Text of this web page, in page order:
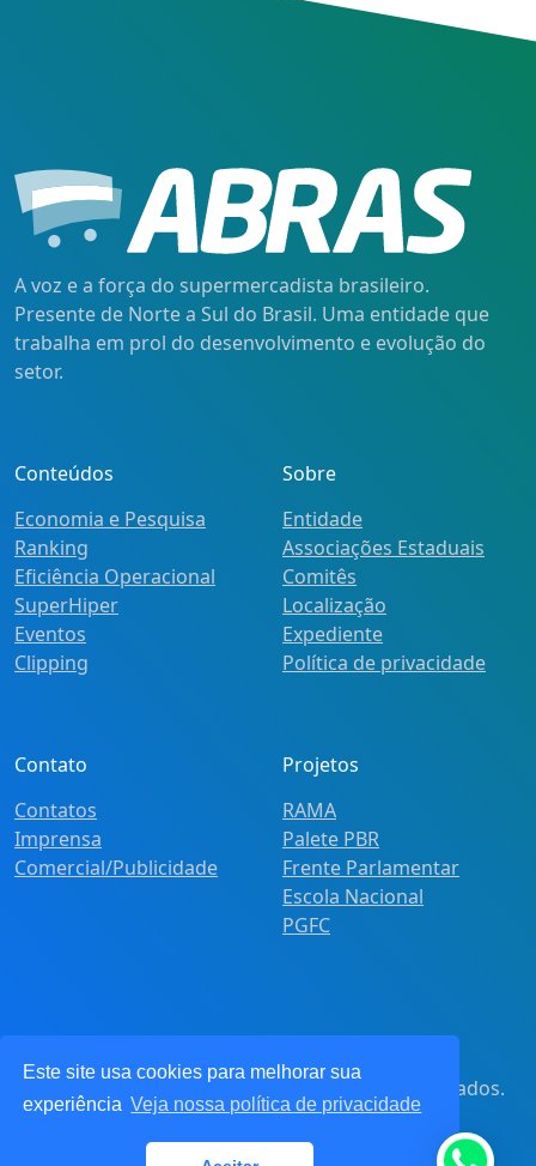
Este site usa cookies para melhorar sua
experiência Veja nossa política de privacidade
A voz e a força do supermercadista brasileiro.
Presente de Norte a Sul do Brasil. Uma entidade que
trabalha em prol do desenvolvimento e evolução do
setor.
Conteúdos
Economia e Pesquisa
Ranking
Eficiência Operacional
SuperHiper
Eventos
Clipping
Sobre
Entidade
Associações Estaduais
Comitês
Localização
Expediente
Política de privacidade
Contato
Contatos
Imprensa
Comercial/Publicidade
Projetos
RAMA
Palete PBR
Frente Parlamentar
Escola Nacional
PGFC
Pot&Pracy
. Todos os direitos reservados.
CNPJ: 62.360.268.0001/91